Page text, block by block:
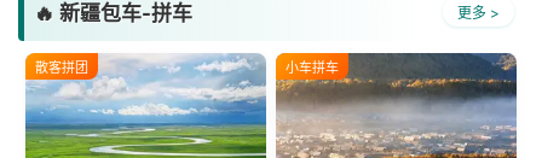
🔥 新疆包车-拼车 更多 >
散客拼团 小车拼车